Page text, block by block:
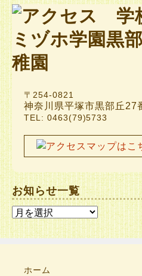
〒254-0821
神奈川県平塚市黒部丘27
TEL: 0463(79)5733
お知らせ一覧
お
知
ら
ホーム